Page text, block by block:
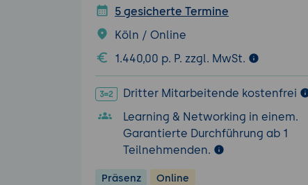
5 gesicherte Termine
Köln / Online
1.440,00 p. P. zzgl. MwSt.
Dritter Mitarbeitende kostenfrei
Learning & Networking in einem.
Garantierte Durchführung ab 1
Teilnehmenden.
Präsenz Online